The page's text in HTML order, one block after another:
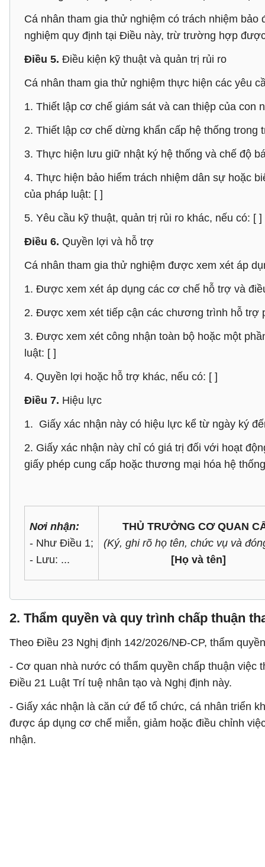
Cá nhân tham gia thử nghiệm có trách nhiệm
nghiệm quy định tại Điều này, trừ trường hợp
Điều 5. Điều kiện kỹ thuật và quản trị rủi ro
Cá nhân tham gia thử nghiệm thực hiện các yêu
1. Thiết lập cơ chế giám sát và can thiệp của
2. Thiết lập cơ chế dừng khẩn cấp hệ thống
3. Thực hiện lưu giữ nhật ký hệ thống và chế độ
4. Thực hiện bảo hiểm trách nhiệm dân sự hoặc
của pháp luật: [ ]
5. Yêu cầu kỹ thuật, quản trị rủi ro khác, nếu có: [ ]
Điều 6. Quyền lợi và hỗ trợ
Cá nhân tham gia thử nghiệm được xem xét áp
1. Được xem xét áp dụng các cơ chế hỗ trợ và
2. Được xem xét tiếp cận các chương trình hỗ trợ
3. Được xem xét công nhận toàn bộ hoặc một
luật: [ ]
4. Quyền lợi hoặc hỗ trợ khác, nếu có: [ ]
Điều 7. Hiệu lực
1. Giấy xác nhận này có hiệu lực kể từ ngày ký
2. Giấy xác nhận này chỉ có giá trị đối với hoạt
giấy phép cung cấp hoặc thương mại hóa hệ
Nơi nhận:
- Như Điều 1;
- Lưu: ...
THỦ TRƯỞNG CƠ QUAN
(Ký, ghi rõ họ tên, chức vụ và
[Họ và tên]
2. Thẩm quyền và quy trình chấp thuận
Theo Điều 23 Nghị định 142/2026/NĐ-CP, thẩm
- Cơ quan nhà nước có thẩm quyền chấp thuận việc
Điều 21 Luật Trí tuệ nhân tạo và Nghị định này.
- Giấy xác nhận là căn cứ để tổ chức, cá nhân triển
được áp dụng cơ chế miễn, giảm hoặc điều chỉnh
nhận.